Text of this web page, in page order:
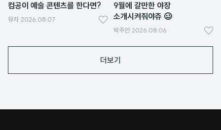
컴공이 예술 콘텐츠를 한다면?
뮤차 2026.08.07
좋
요
9월에 갈만한 야장
소개시켜줘야쥬 🥴
박주안 2026.08.06
좋
더보기